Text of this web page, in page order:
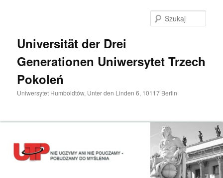
Universität der Drei
Generationen Uniwersytet Trzech
Pokoleń
Uniwersytet Humboldtów, Unter den Linden 6, 10117 Berlin